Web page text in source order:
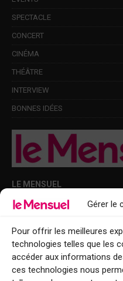
Gérer le
Pour offrir les meilleures
technologies telles que les
accéder aux informations
ces technologies nous
SPECTACLE
CONCERT
CINÉMA
THÉÂTRE
INTERVIEW
BONNES IDÉES
LE MENSUEL
Points de diffusion Var et Alpes-
Le Mensuel en PDF : consultez
Qui sommes-nous ?
BFM Top Sorties